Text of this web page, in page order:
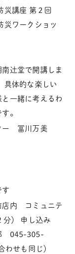
災講座 第２回
ワークショッ
辻堂で開講しま
具体的な楽しい
一緒に考えるわ
。
ー 冨川万美
店内 コミュニテ
分） 申し込み
045-305-
せも同じ）